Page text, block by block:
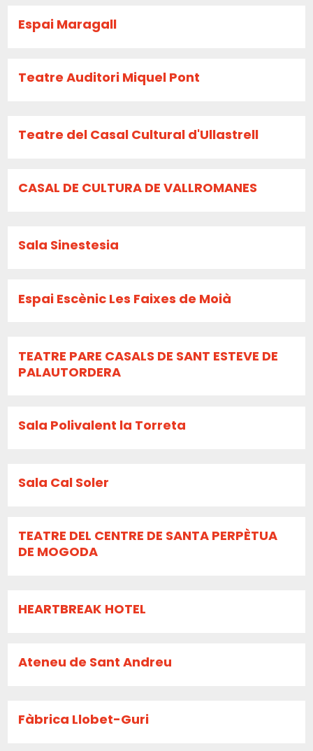
Espai Maragall
Teatre Auditori Miquel Pont
Teatre del Casal Cultural d'Ullastrell
CASAL DE CULTURA DE VALLROMANES
Sala Sinestesia
Espai Escènic Les Faixes de Moià
TEATRE PARE CASALS DE SANT ESTEVE DE
PALAUTORDERA
Sala Polivalent la Torreta
Sala Cal Soler
TEATRE DEL CENTRE DE SANTA PERPÈTUA
DE MOGODA
HEARTBREAK HOTEL
Ateneu de Sant Andreu
Fàbrica Llobet-Guri